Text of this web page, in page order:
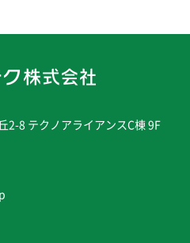
2-8 テクノアライアンスC棟 9F